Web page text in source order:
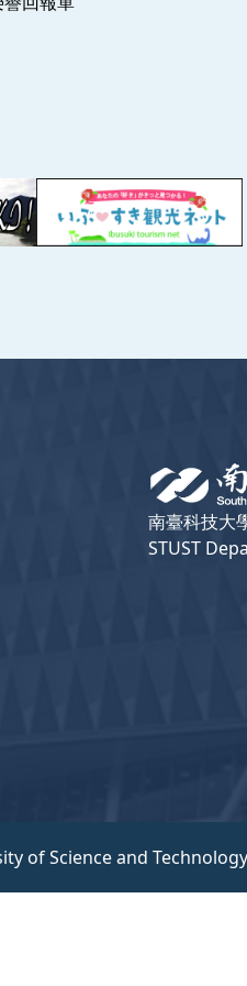
南臺科技大
STUST
of Science and Technology